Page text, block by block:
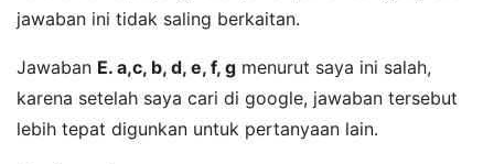
jawaban ini tidak saling berkaitan.
Jawaban E. a,c, b, d, e, f, g menurut saya ini salah,
karena setelah saya cari di google, jawaban tersebut
lebih tepat digunkan untuk pertanyaan lain.